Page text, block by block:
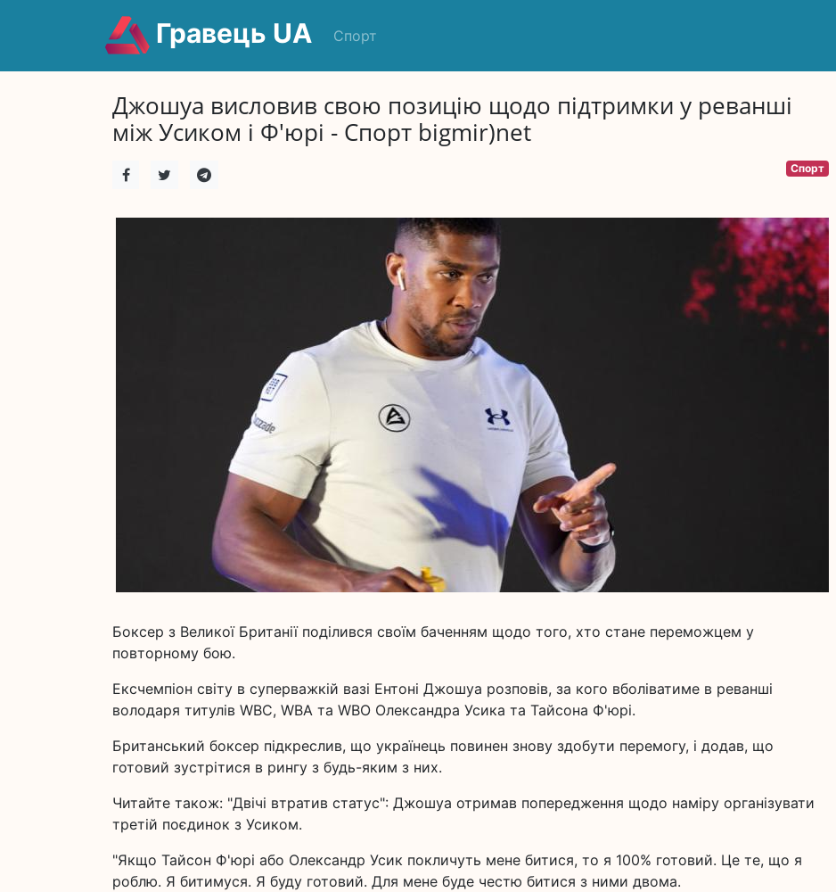
Гравець UA Спорт
Джошуа висловив свою позицію щодо підтримки у реванші
між Усиком і Ф'юрі - Спорт bigmir)net
Спорт
Боксер з Великої Британії поділився своїм баченням щодо того, хто стане переможцем у
повторному бою.
Ексчемпіон світу в суперважкій вазі Ентоні Джошуа розповів, за кого вболіватиме в реванші
володаря титулів WBC, WBA та WBO Олександра Усика та Тайсона Ф'юрі.
Британський боксер підкреслив, що українець повинен знову здобути перемогу, і додав, що
готовий зустрітися в рингу з будь-яким з них.
Читайте також: "Двічі втратив статус": Джошуа отримав попередження щодо наміру організувати
третій поєдинок з Усиком.
"Якщо Тайсон Ф'юрі або Олександр Усик покличуть мене битися, то я 100% готовий. Це те, що я
роблю. Я битимуся. Я буду готовий. Для мене буде честю битися з ними двома.